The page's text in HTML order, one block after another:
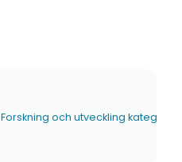
Forskning och utveckling kategori: